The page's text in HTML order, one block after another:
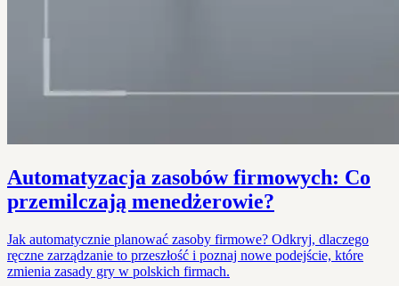
Automatyzacja zasobów firmowych: Co
przemilczają menedżerowie?
Jak automatycznie planować zasoby firmowe? Odkryj, dlaczego
ręczne zarządzanie to przeszłość i poznaj nowe podejście, które
zmienia zasady gry w polskich firmach.